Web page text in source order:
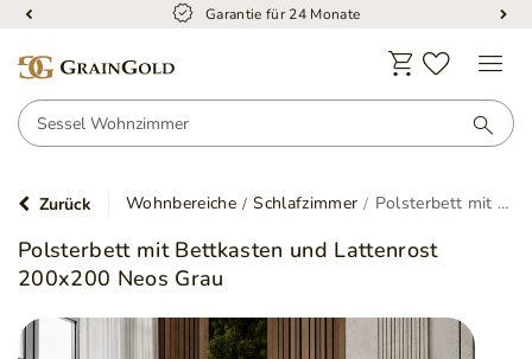
Kostenloser Versand
Zurück Wohnbereiche Schlafzimmer Polsterbett mit Bettkasten und Lattenrost 200x200 Neos Grau
Polsterbett mit Bettkasten und Lattenrost
200x200 Neos Grau